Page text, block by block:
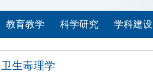
教育教学 科学研究 学科建设
卫生毒理学